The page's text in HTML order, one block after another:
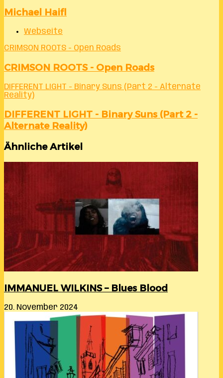
Michael Haifl
Webseite
CRIMSON ROOTS - Open Roads
CRIMSON ROOTS - Open Roads
DIFFERENT LIGHT - Binary Suns (Part 2 - Alternate
Reality)
DIFFERENT LIGHT - Binary Suns (Part 2 -
Alternate Reality)
Ähnliche Artikel
IMMANUEL WILKINS – Blues Blood
20. November 2024